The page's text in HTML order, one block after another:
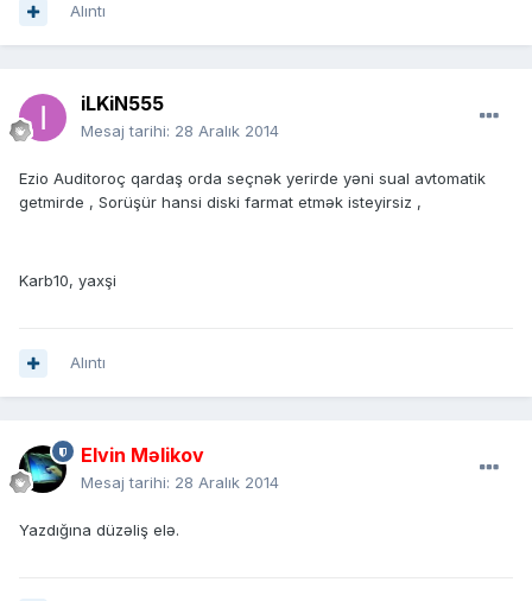
Alıntı
iLKiN555
Mesaj tarihi: 28 Aralık 2014
Ezio Auditoroç qardaş orda seçnək yerirde yəni sual avtomatik
getmirde , Sorüşür hansi diski farmat etmək isteyirsiz ,
Karb10, yaxşi
Alıntı
Elvin Məlikov
Mesaj tarihi: 28 Aralık 2014
Yazdığına düzəliş elə.